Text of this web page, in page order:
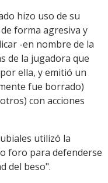
hizo uso de su
forma agresiva y
-en nombre de la
de la jugadora que
ella, y emitió un
fue borrado)
con acciones
utilizó la
foro para defenderse
del beso".